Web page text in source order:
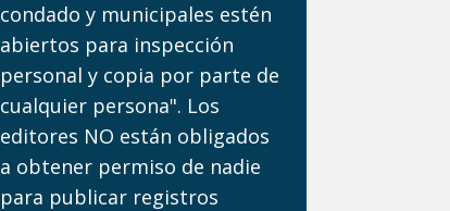
condado y municipales estén
abiertos para inspección
personal y copia por parte de
cualquier persona". Los
editores NO están obligados
a obtener permiso de nadie
para publicar registros